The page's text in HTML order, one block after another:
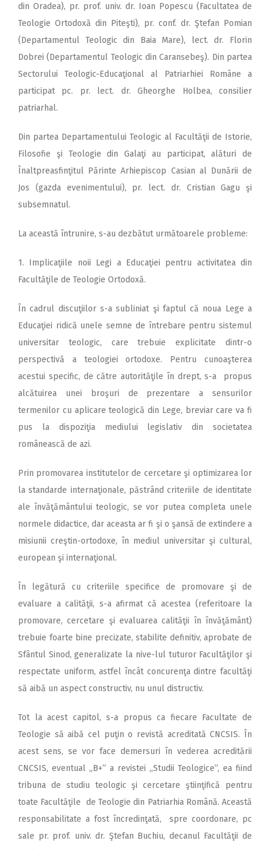
din Oradea), pr. prof. univ. dr. Ioan Popescu (Facultatea de
Teologie Ortodoxă din Piteşti), pr. conf. dr. Ştefan Pomian
(Departamentul Teologic din Baia Mare), lect. dr. Florin
Dobrei (Departamentul Teologic din Caransebeş). Din partea
Sectorului Teologic-Educaţional al Patriarhiei Române a
participat pc. pr. lect. dr. Gheorghe Holbea, consilier
patriarhal.
Din partea Departamentului Teologic al Facultăţii de Istorie,
Filosofie şi Teologie din Galaţi au participat, alături de
Înaltpreasfinţitul Părinte Arhiepiscop Casian al Dunării de
Jos (gazda evenimentului), pr. lect. dr. Cristian Gagu şi
subsemnatul.
La această întrunire, s-au dezbătut următoarele probleme:
1. Implicaţiile noii Legi a Educaţiei pentru activitatea din
Facultăţile de Teologie Ortodoxă.
În cadrul discuţiilor s-a subliniat şi faptul că noua Lege a
Educaţiei ridică unele semne de întrebare pentru sistemul
universitar teologic, care trebuie explicitate dintr-o
perspectivă a teologiei ortodoxe. Pentru cunoaşterea
acestui specific, de către autorităţile în drept, s-a propus
alcătuirea unei broşuri de prezentare a sensurilor
termenilor cu aplicare teologică din Lege, breviar care va fi
pus la dispoziţia mediului legislativ din societatea
românească de azi.
Prin promovarea institutelor de cercetare şi optimizarea lor
la standarde internaţionale, păstrând criteriile de identitate
ale învăţământului teologic, se vor putea completa unele
normele didactice, dar aceasta ar fi şi o şansă de extindere a
misiunii creştin-ortodoxe, în mediul universitar şi cultural,
european şi internaţional.
În legătură cu criteriile specifice de promovare şi de
evaluare a calităţii, s-a afirmat că acestea (referitoare la
promovare, cercetare şi evaluarea calităţii în învăţământ)
trebuie foarte bine precizate, stabilite definitiv, aprobate de
Sfântul Sinod, generalizate la nive-lul tuturor Facultăţilor şi
respectate uniform, astfel încât concurenţa dintre facultăţi
să aibă un aspect constructiv, nu unul distructiv.
Tot la acest capitol, s-a propus ca fiecare Facultate de
Teologie să aibă cel puţin o revistă acreditată CNCSIS. În
acest sens, se vor face demersuri în vederea acreditării
CNCSIS, eventual „B+” a revistei „Studii Teologice”, ea fiind
tribuna de studiu teologic şi cercetare ştiinţifică pentru
toate Facultăţile de Teologie din Patriarhia Română. Această
responsabilitate a fost încredinţată, spre coordonare, pc
sale pr. prof. univ. dr. Ştefan Buchiu, decanul Facultăţii de